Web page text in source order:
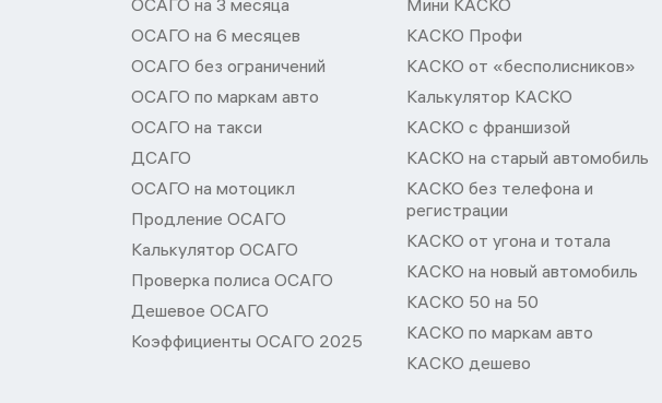
ОСАГО на 3 месяца
ОСАГО на 6 месяцев
ОСАГО без ограничений
ОСАГО по маркам авто
ОСАГО на такси
ДСАГО
ОСАГО на мотоцикл
Продление ОСАГО
Калькулятор ОСАГО
Проверка полиса ОСАГО
Дешевое ОСАГО
Коэффициенты ОСАГО 2025
Мини КАСКО
КАСКО Профи
КАСКО от «бесполисников»
Калькулятор КАСКО
КАСКО с франшизой
КАСКО на старый автомобиль
КАСКО без телефона и
регистрации
КАСКО от угона и тотала
КАСКО на новый автомобиль
КАСКО 50 на 50
КАСКО по маркам авто
КАСКО дешево